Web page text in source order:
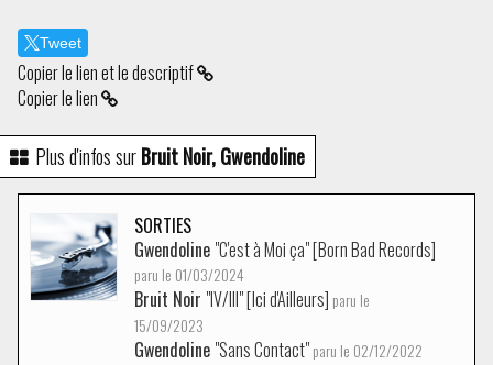
Tweet
Copier le lien et le descriptif
Copier le lien
Plus d'infos surBruit Noir, Gwendoline
SORTIES
Gwendoline "C'est à Moi ça" [Born Bad Records]
paru le 01/03/2024
Bruit Noir "IV/III" [Ici d'Ailleurs] paru le
15/09/2023
Gwendoline "Sans Contact"paru le 02/12/2022